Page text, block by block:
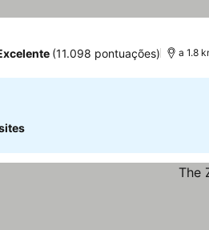
(11.098 pontuações) a 1.8